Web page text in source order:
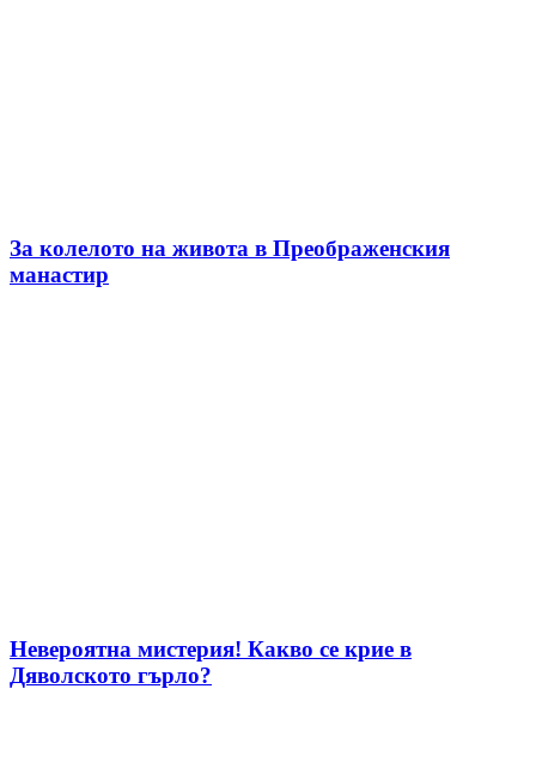
За колелото на живота в Преображенския
манастир
Невероятна мистерия! Какво се крие в
Дяволското гърло?